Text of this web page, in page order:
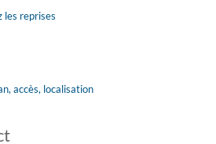
les reprises
accès, localisation